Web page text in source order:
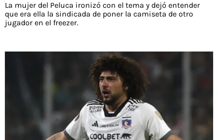
La mujer del Peluca ironizó con el tema y dejó entender
que era ella la sindicada de poner la camiseta de otro
jugador en el freezer.